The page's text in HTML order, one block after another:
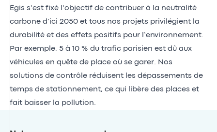
Egis s’est fixé l’objectif de contribuer à la neutralité
carbone d’ici 2050 et tous nos projets privilégient la
durabilité et des effets positifs pour l’environnement.
Par exemple, 5 à 10 % du trafic parisien est dû aux
véhicules en quête de place où se garer. Nos
solutions de contrôle réduisent les dépassements de
temps de stationnement, ce qui libère des places et
fait baisser la pollution.